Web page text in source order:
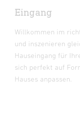
Eingang
Willkommen im
und inszenieren
Hauseingang für
sich perfekt auf
Hauses anpassen.